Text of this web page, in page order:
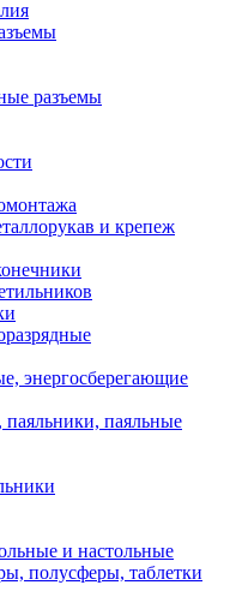
разъемы
и крепеж
энергосберегающие
паяльные
и настольные
полусферы, таблетки